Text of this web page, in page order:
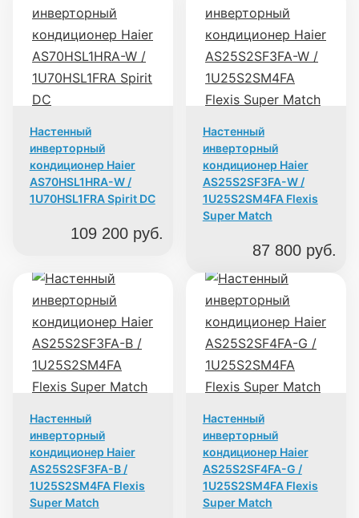
Настенный
инверторный
кондиционер Haier
AS70HSL1HRA-W /
1U70HSL1FRA Spirit DC
109 200 руб.
Настенный
инверторный
кондиционер Haier
AS25S2SF3FA-W /
1U25S2SM4FA Flexis
Super Match
87 800 руб.
Настенный
инверторный
кондиционер Haier
AS25S2SF3FA-B /
1U25S2SM4FA Flexis
Super Match
Настенный
инверторный
кондиционер Haier
AS25S2SF4FA-G /
1U25S2SM4FA Flexis
Super Match